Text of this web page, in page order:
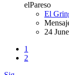
elPareso
El
24
1
2